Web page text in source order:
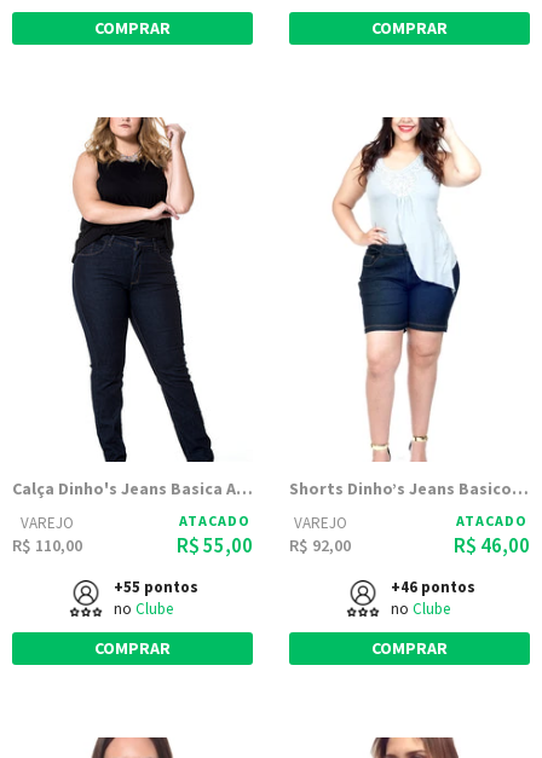
COMPRAR COMPRAR
Calça Dinho's Jeans Basica Amaciada Bolso Antifurto - Feminina
VAREJO
R$ 110,00
ATACADO
R$ 55,00
+55 pontos
no Clube
COMPRAR
Shorts Dinho’s Jeans Basico Amaciada - Femenino
VAREJO
R$ 92,00
ATACADO
R$ 46,00
+46 pontos
no Clube
COMPRAR